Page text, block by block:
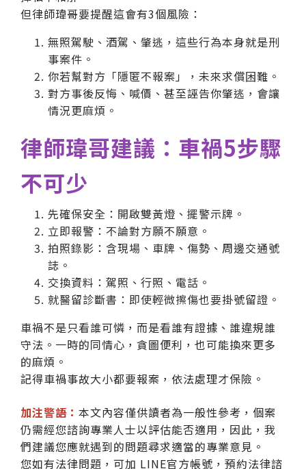
但律師瑋哥要提醒這會有3個風險：
無照駕駛、酒駕、肇逃，這些行為本身就是刑
事案件。
你若幫對方「隱匿不報案」，未來求償困難。
對方事後反悔、喊價、甚至誣告你肇逃，會讓
情況更麻煩。
律師瑋哥建議：車禍5步驟
不可少
先確保安全：開啟雙黃燈、擺警示牌。
立即報警：不論對方願不願意。
拍照錄影：含現場、車牌、傷勢、周邊交通號
誌。
交換資料：駕照、行照、電話。
就醫留診斷書：即使輕微擦傷也要掛號留證。
車禍不是只看誰可憐，而是看誰有證據、誰違規誰
守法。一時的同情心，貪圖便利，也可能換來更多
的麻煩。
記得車禍事故大小都要報案，依法處理才保險。
加注警語： 本文內容僅供讀者為一般性參考，個案
仍需經您諮詢專業人士以評估能否適用，因此，我
們建議您應就遇到的問題尋求適當的專業意見。
您如有法律問題，可加 LINE官方帳號，預約法律諮